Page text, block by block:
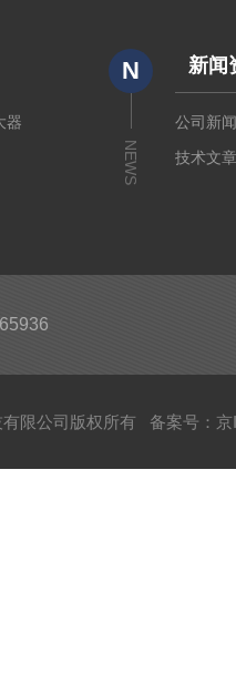
器
N
NEWS
新闻
公司新
技术文
有限公司版权所有 备案号：